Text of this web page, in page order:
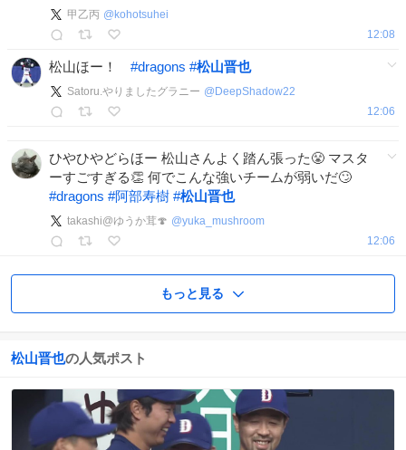
甲乙丙 @ kohotsuhei
12:08
松山ほー！ #dragons #松山晋也
Satoru.やりましたグラニー @ DeepShadow22
12:06
ひやひやどらほー 松山さんよく踏ん張った😤 マスタ
ーすごすぎる👏 何でこんな強いチームが弱いだ🙄
#dragons #阿部寿樹 #松山晋也
takashi@ゆうか茸🍄 @yuka_mushroom
12:06
もっと見る
松山晋也の人気ポスト